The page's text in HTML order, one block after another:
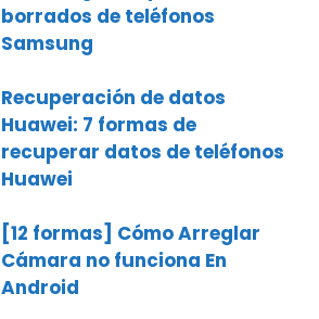
borrados de teléfonos
Samsung
Recuperación de datos
Huawei: 7 formas de
recuperar datos de teléfonos
Huawei
[12 formas] Cómo Arreglar
Cámara no funciona En
Android